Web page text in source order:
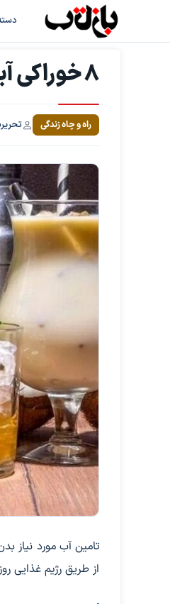
۸ خوراکی آبرسان طبیعی / بدن خود را شاداب و هیدراته نگه دارید
راه و چاه زندگی
تامین آب مورد نیاز
از طریق رژیم غذایی